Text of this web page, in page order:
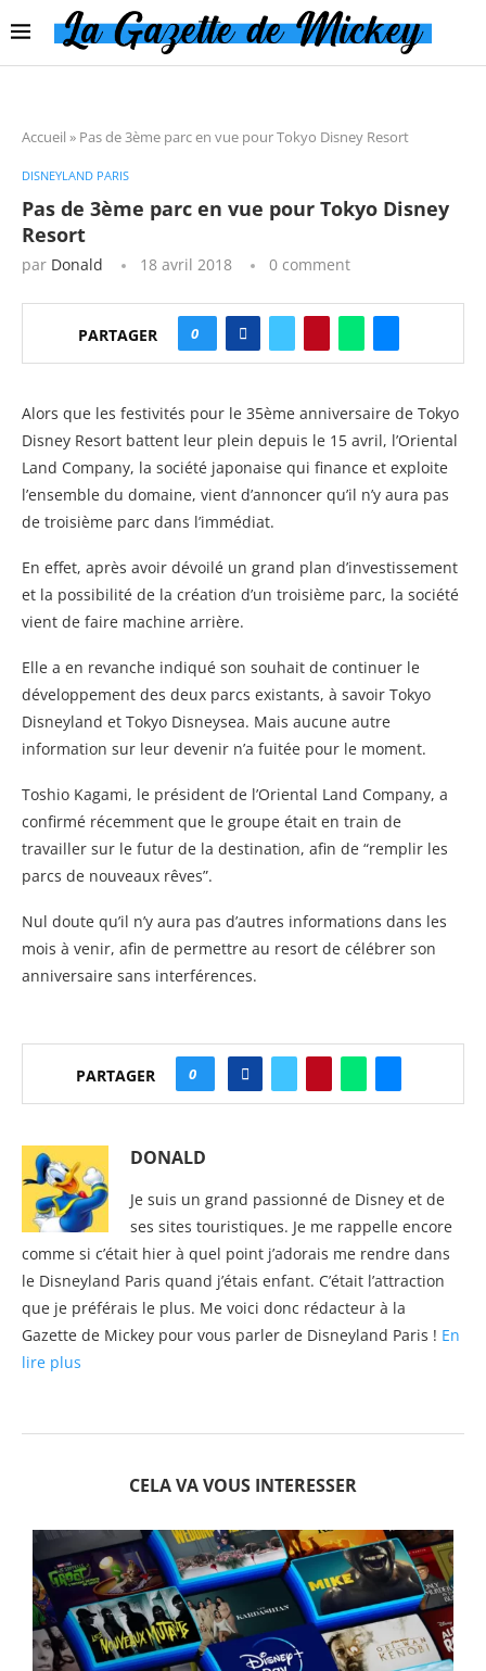
Accueil » Pas de 3ème parc en vue pour Tokyo Disney Resort
DISNEYLAND PARIS
Pas de 3ème parc en vue pour Tokyo Disney
Resort
par Donald 18 avril 2018 0 comment
PARTAGER 0
Alors que les festivités pour le 35ème anniversaire de Tokyo
Disney Resort battent leur plein depuis le 15 avril, l’Oriental
Land Company, la société japonaise qui finance et exploite
l’ensemble du domaine, vient d’annoncer qu’il n’y aura pas
de troisième parc dans l’immédiat.
En effet, après avoir dévoilé un grand plan d’investissement
et la possibilité de la création d’un troisième parc, la société
vient de faire machine arrière.
Elle a en revanche indiqué son souhait de continuer le
développement des deux parcs existants, à savoir Tokyo
Disneyland et Tokyo Disneysea. Mais aucune autre
information sur leur devenir n’a fuitée pour le moment.
Toshio Kagami, le président de l’Oriental Land Company, a
confirmé récemment que le groupe était en train de
travailler sur le futur de la destination, afin de “remplir les
parcs de nouveaux rêves”.
Nul doute qu’il n’y aura pas d’autres informations dans les
mois à venir, afin de permettre au resort de célébrer son
anniversaire sans interférences.
PARTAGER 0
DONALD
Je suis un grand passionné de Disney et de
ses sites touristiques. Je me rappelle encore
comme si c’était hier à quel point j’adorais me rendre dans
le Disneyland Paris quand j’étais enfant. C’était l’attraction
que je préférais le plus. Me voici donc rédacteur à la
Gazette de Mickey pour vous parler de Disneyland Paris ! En
lire plus
CELA VA VOUS INTERESSER